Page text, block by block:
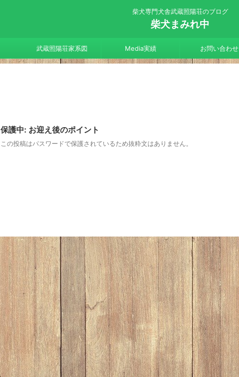
柴犬専門犬舎武蔵照陽荘のブログ
柴犬まみれ中
武蔵照陽荘家系図 Media実績 お問い合わせ
保護中: お迎え後のポイント
この投稿はパスワードで保護されているため抜粋文はありません。